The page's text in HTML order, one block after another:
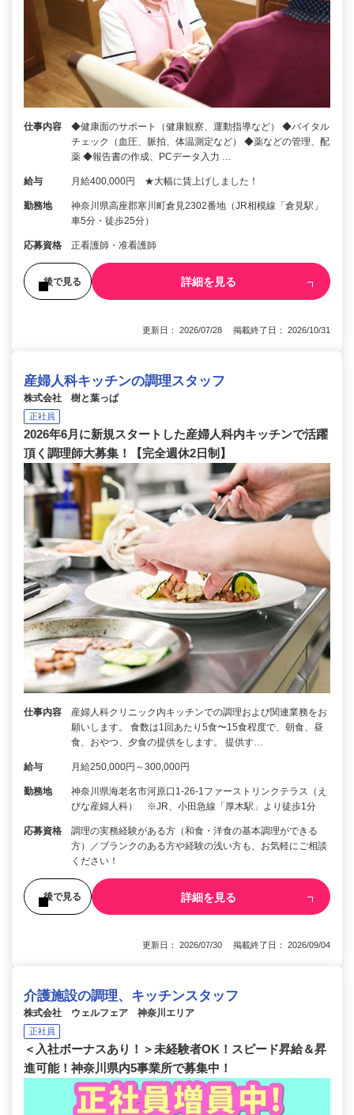
仕事内容
◆健康面のサポート（健康観察、運動指導など） ◆バイタル
チェック（血圧、脈拍、体温測定など） ◆薬などの管理、配
薬 ◆報告書の作成、PCデータ入力 …
給与 月給400,000円 ★大幅に賃上げしました！
勤務地
神奈川県高座郡寒川町倉見2302番地（JR相模線「倉見駅」
車5分・徒歩25分）
応募資格 正看護師・准看護師
後で見る 詳細を見る
更新日： 2026/07/28 掲載終了日： 2026/10/31
産婦人科キッチンの調理スタッフ
株式会社 樹と葉っぱ
正社員
2026年6月に新規スタートした産婦人科内キッチンで活躍
頂く調理師大募集！【完全週休2日制】
仕事内容
産婦人科クリニック内キッチンでの調理および関連業務をお
願いします。 食数は1回あたり5食〜15食程度で、朝食、昼
食、おやつ、夕食の提供をします。 提供す…
給与 月給250,000円～300,000円
勤務地
神奈川県海老名市河原口1-26-1ファーストリンクテラス（え
びな産婦人科） ※JR、小田急線「厚木駅」より徒歩1分
応募資格
調理の実務経験がある方（和食・洋食の基本調理ができる
方）／ブランクのある方や経験の浅い方も、お気軽にご相談
ください！
後で見る 詳細を見る
更新日： 2026/07/30 掲載終了日： 2026/09/04
介護施設の調理、キッチンスタッフ
株式会社 ウェルフェア 神奈川エリア
正社員
＜入社ボーナスあり！＞未経験者OK！スピード昇給＆昇
進可能！神奈川県内5事業所で募集中！